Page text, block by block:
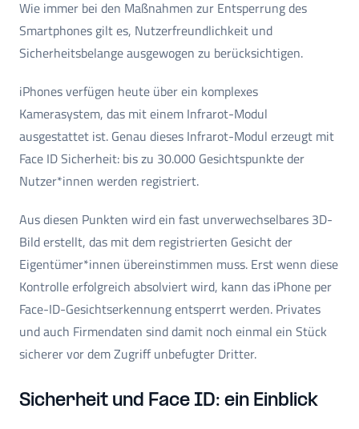
Wie immer bei den Maßnahmen zur Entsperrung des
Smartphones gilt es, Nutzerfreundlichkeit und
Sicherheitsbelange ausgewogen zu berücksichtigen.
iPhones verfügen heute über ein komplexes
Kamerasystem, das mit einem Infrarot-Modul
ausgestattet ist. Genau dieses Infrarot-Modul erzeugt mit
Face ID Sicherheit: bis zu 30.000 Gesichtspunkte der
Nutzer*innen werden registriert.
Aus diesen Punkten wird ein fast unverwechselbares 3D-
Bild erstellt, das mit dem registrierten Gesicht der
Eigentümer*innen übereinstimmen muss. Erst wenn diese
Kontrolle erfolgreich absolviert wird, kann das iPhone per
Face-ID-Gesichtserkennung entsperrt werden. Privates
und auch Firmendaten sind damit noch einmal ein Stück
sicherer vor dem Zugriff unbefugter Dritter.
Sicherheit und Face ID: ein Einblick